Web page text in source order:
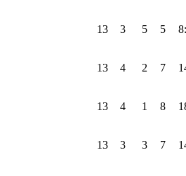
13 3 5 5
13 4 2 7
13 4 1 8
13 3 3 7